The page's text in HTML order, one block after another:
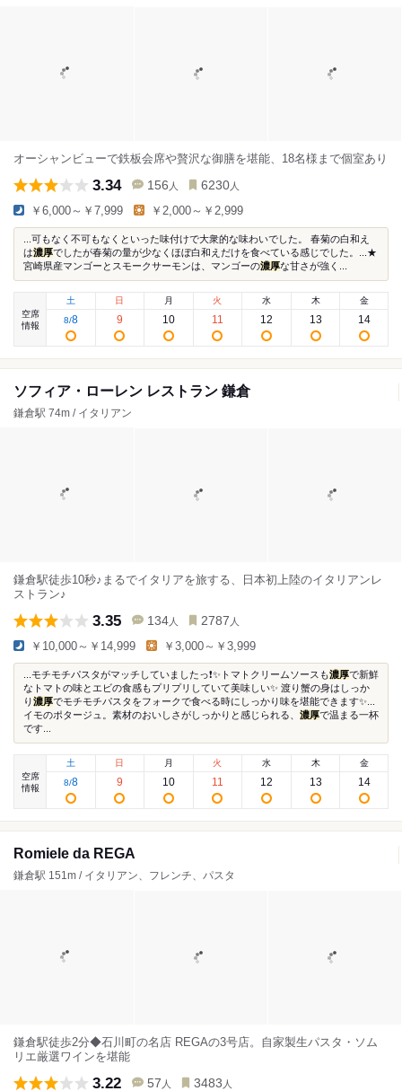
オーシャンビューで鉄板会席や贅沢な御膳を堪能、18名様まで個室あり
3.34 156 人 6230 人
￥6,000～￥7,999 ￥2,000～￥2,999
...可もなく不可もなくといった味付けで大衆的な味わいでした。 春菊の白和え
は濃厚でしたが春菊の量が少なくほぼ白和えだけを食べている感じでした。...★
宮崎県産マンゴーとスモークサーモンは、マンゴーの濃厚な甘さが強く...
空席
情報
土
8/8
日
9
月
10
火
11
水
12
木
13
金
14
ソフィア・ローレン レストラン 鎌倉
鎌倉駅 74m / イタリアン
鎌倉駅徒歩10秒♪まるでイタリアを旅する、日本初上陸のイタリアンレ
ストラン♪
3.35 134 人 2787 人
￥10,000～￥14,999 ￥3,000～￥3,999
...モチモチパスタがマッチしていましたっ❗️✨トマトクリームソースも濃厚で新鮮
なトマトの味とエビの食感もプリプリしていて美味しい✨ 渡り蟹の身はしっか
り濃厚でモチモチパスタをフォークで食べる時にしっかり味を堪能できます✨...
イモのポタージュ。素材のおいしさがしっかりと感じられる、 濃厚で温まる一杯
です...
空席
情報
土
8/8
日
9
月
10
火
11
水
12
木
13
金
14
Romiele da REGA
鎌倉駅 151m / イタリアン、フレンチ、パスタ
鎌倉駅徒歩2分◆石川町の名店 REGAの3号店。自家製生パスタ・ソム
リエ厳選ワインを堪能
3.22 57 人 3483 人